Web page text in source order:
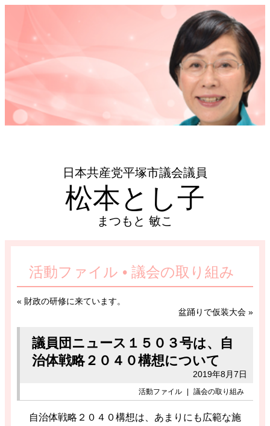
松本とし子
まつもと 敏こ
日本共産党平塚市議会議員
活動ファイル • 議会の取り組み
« 財政の研修に来ています。
盆踊りで仮装大会 »
議員団ニュース１５０３号は、自
治体戦略２０４０構想について
2019年8月7日
活動ファイル 議会の取り組み
自治体戦略２０４０構想は、あまりにも広範な施